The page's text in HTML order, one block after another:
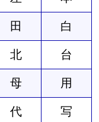
田 白
北 台
母 用
代 写